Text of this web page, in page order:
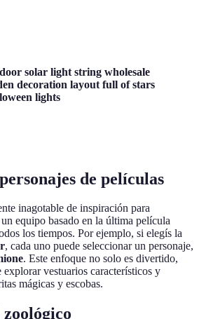
solar light string wholesale
decoration layout full of stars
lights
de películas
inagotable de inspiración para
equipo basado en la última película
los tiempos. Por ejemplo, si elegís la
, cada uno puede seleccionar un personaje,
. Este enfoque no solo es divertido,
vestuarios característicos y
mágicas y escobas.